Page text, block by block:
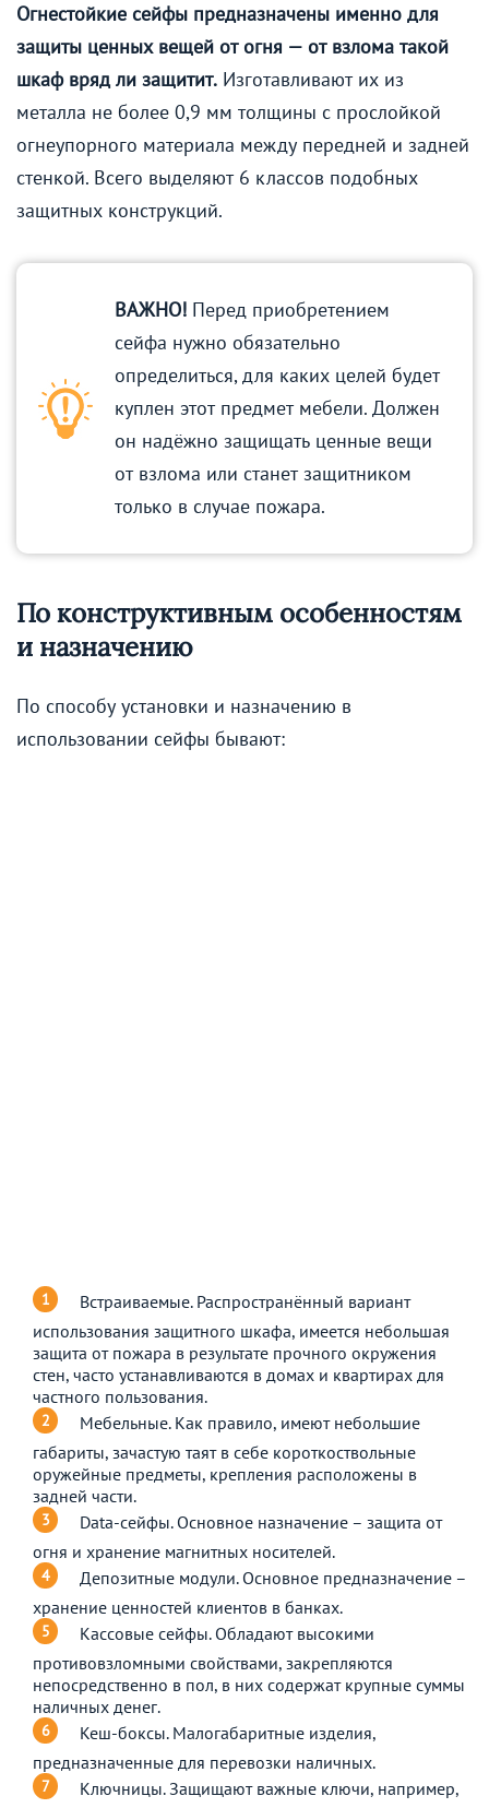
Огнестойкие сейфы предназначены именно для
защиты ценных вещей от огня — от взлома такой
шкаф вряд ли защитит. Изготавливают их из
металла не более 0,9 мм толщины с прослойкой
огнеупорного материала между передней и задней
стенкой. Всего выделяют 6 классов подобных
защитных конструкций.
ВАЖНО! Перед приобретением
сейфа нужно обязательно
определиться, для каких целей будет
куплен этот предмет мебели. Должен
он надёжно защищать ценные вещи
от взлома или станет защитником
только в случае пожара.
По конструктивным особенностям
и назначению
По способу установки и назначению в
использовании сейфы бывают:
Встраиваемые. Распространённый вариант
использования защитного шкафа, имеется небольшая
защита от пожара в результате прочного окружения
стен, часто устанавливаются в домах и квартирах для
частного пользования.
Мебельные. Как правило, имеют небольшие
габариты, зачастую таят в себе короткоствольные
оружейные предметы, крепления расположены в
задней части.
Data-сейфы. Основное назначение – защита от
огня и хранение магнитных носителей.
Депозитные модули. Основное предназначение –
хранение ценностей клиентов в банках.
Кассовые сейфы. Обладают высокими
противовзломными свойствами, закрепляются
непосредственно в пол, в них содержат крупные суммы
наличных денег.
Кеш-боксы. Малогабаритные изделия,
предназначенные для перевозки наличных.
Ключницы. Защищают важные ключи, например,